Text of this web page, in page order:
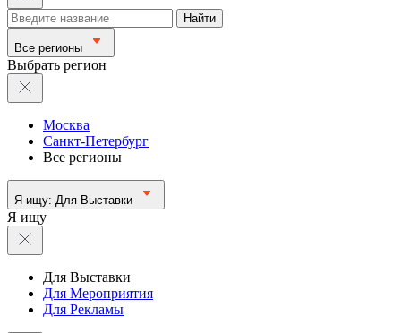
Найти
Все регионы
Выбрать регион
Москва
Санкт-Петербург
Все регионы
Я ищу: Для Выставки
Я ищу
Для Выставки
Для Мероприятия
Для Рекламы